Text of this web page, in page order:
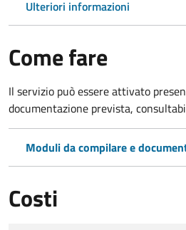
Ulteriori informazioni
Come fare
Il servizio può essere attivato
documentazione prevista,
Moduli da compilare e
Costi